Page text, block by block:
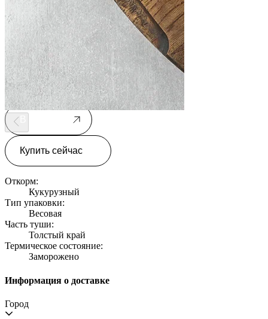
Купить сейчас
1590 руб/кг
Мало
Купить сейчас
Откорм:
Кукурузный
Тип упаковки:
Весовая
Часть туши:
Толстый край
Термическое состояние:
Заморожено
Информация о доставке
Город